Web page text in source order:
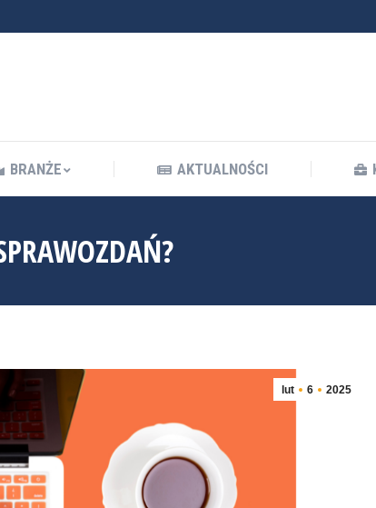
BRANŻE AKTUALNOŚCI
lut 6 2025
BRANŻE AKTUALNOŚCI